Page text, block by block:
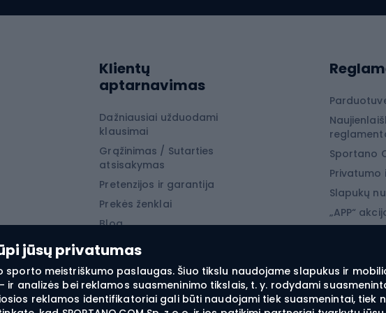
jūsų privatumas
sporto meistriškumo paslaugas. Šiuo tikslu naudojame slapukus ir
ir analizės bei reklamos suasmeninimo tikslais, t. y. rodydami
reklamos identifikatoriai gali būti naudojami tiek suasmenintai, tiek
Dviračių ratai
Laipiojimas
Laipiojimo batai
Laipiojimo įranga
Žiemos laipiojimo įranga
Žvejyba
Karpių žvejyba
Šamų žvejyba
Žvejyba spiningu
Klientų
aptarnavimas
Dažniausiai užduodami
klausimai
Grąžinimas / Sutarties
atsisakymas
Pretenzijos ir garantija
Prekės ženklai
Blog
Sportano
Privatumo
Slapukų
„APP“